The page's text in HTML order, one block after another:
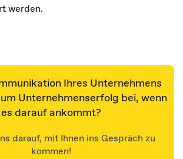
werden.
Ihres Unternehmens
Unternehmenserfolg bei, wenn
es darauf ankommt?
darauf, mit Ihnen ins Gespräch zu
kommen!